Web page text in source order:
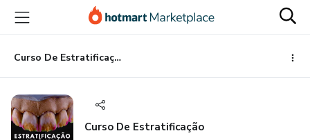
para
conteúdo
principal
para
pagamento
para
rodapé
Curso De Estratificação
Curso De Estratificação